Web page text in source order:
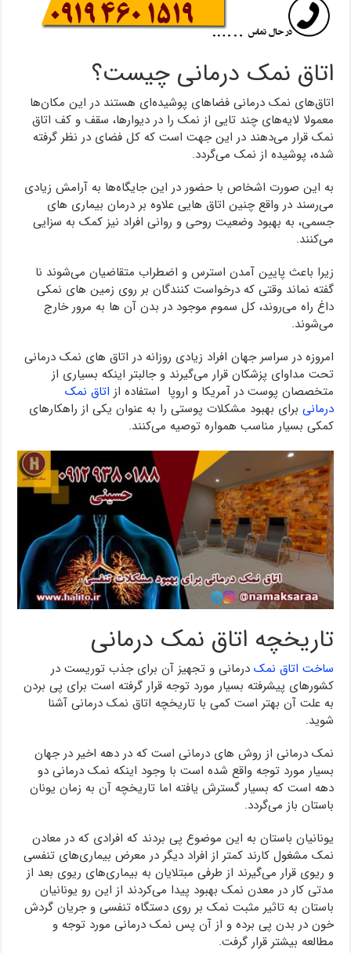
اتاق نمک درمانی چیست؟
اتاق‌های نمک درمانی فضاهای پوشیده‌ای هستند در این مکان‌ها
معمولا لایه‌های چند تایی از نمک را در دیوارها، سقف و کف اتاق
نمک قرار می‌دهند در این جهت است که کل فضای در نظر گرفته
شده، پوشیده از نمک می‌گردد.
به این صورت اشخاص با حضور در این جایگاه‌ها به آرامش زیادی
می‌رسند در واقع چنین اتاق هایی علاوه بر درمان بیماری های
جسمی، به بهبود وضعیت روحی و روانی افراد نیز کمک به سزایی
می‌کنند.
زیرا باعث پایین آمدن استرس و اضطراب متقاضیان می‌شوند نا
گفته نماند وقتی که درخواست کنندگان بر روی زمین های نمکی
داغ راه می‌روند، کل سموم موجود در بدن آن ها به مرور خارج
می‌شوند.
امروزه در سراسر جهان افراد زیادی روزانه در اتاق های نمک درمانی
تحت مداوای پزشکان قرار می‌گیرند و جالبتر اینکه بسیاری از
متخصصان پوست در آمریکا و اروپا استفاده از اتاق نمک
درمانی برای بهبود مشکلات پوستی را به عنوان یکی از راهکارهای
کمکی بسیار مناسب همواره توصیه می‌کنند.
تاریخچه اتاق نمک درمانی
ساخت اتاق نمک درمانی و تجهیز آن برای جذب توریست در
کشورهای پیشرفته بسیار مورد توجه قرار گرفته است برای پی بردن
به علت آن بهتر است کمی با تاریخچه اتاق نمک درمانی آشنا
شوید.
نمک درمانی از روش های درمانی است که در دهه اخیر در جهان
بسیار مورد توجه واقع شده است با وجود اینکه نمک درمانی دو
دهه است که بسیار گسترش یافته اما تاریخچه آن به زمان یونان
باستان باز می‌گردد.
یونانیان باستان به این موضوع پی بردند که افرادی که در معادن
نمک مشغول کارند کمتر از افراد دیگر در معرض بیماری‌های تنفسی
و ریوی قرار می‌گیرند از طرفی مبتلایان به بیماری‌های ریوی بعد از
مدتی کار در معدن نمک بهبود پیدا می‌کردند از این رو یونانیان
باستان به تاثیر مثبت نمک بر روی دستگاه تنفسی و جریان گردش
خون در بدن پی برده و از آن پس نمک درمانی مورد توجه و
مطالعه بیشتر قرار گرفت.